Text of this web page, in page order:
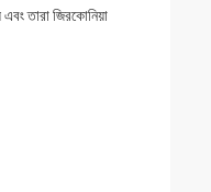
তারা জিরকোনিয়া